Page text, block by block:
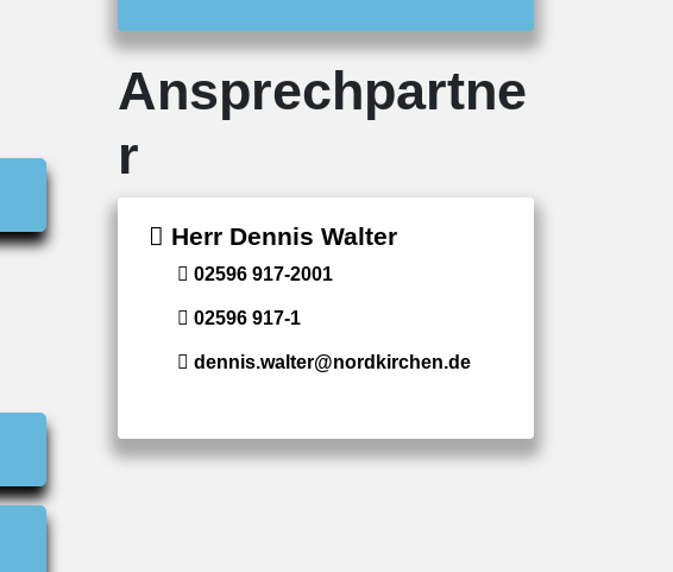
Ansprechpartne
r
Herr Dennis Walter
02596 917-2001
02596 917-1
dennis.walter@nordkirchen.de